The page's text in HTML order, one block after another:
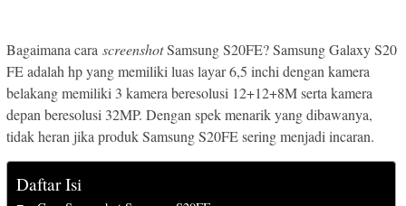
Bagaimana cara screenshotSamsung S20FE? Samsung Galaxy S20
FE adalah hp yang memiliki luas layar 6,5 inchi dengan kamera
belakang memiliki 3 kamera beresolusi 12+12+8M serta kamera
depan beresolusi 32MP. Dengan spek menarik yang dibawanya,
tidak heran jika produk Samsung S20FE sering menjadi incaran.
Daftar Isi